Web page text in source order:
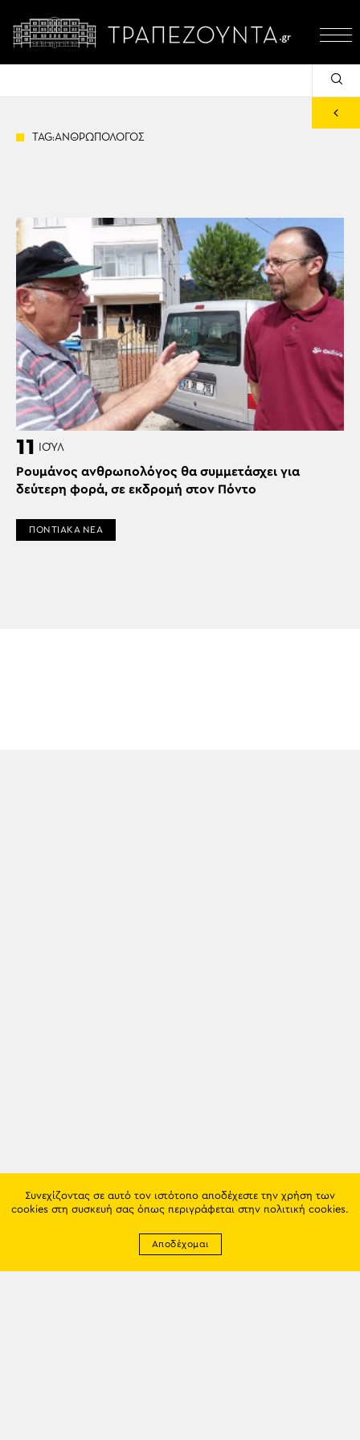
TAG:ΑΝΘΡΩΠΟΛΟΓΟΣ
11 ΙΟΎΛ
Ρουμάνος ανθρωπολόγος θα συμμετάσχει για
δεύτερη φορά, σε εκδρομή στον Πόντο
ΠΟΝΤΙΑΚΑ ΝΕΑ
Συνεχίζοντας σε αυτό τον ιστότοπο αποδέχεστε την χρήση των
cookies στη συσκευή σας όπως περιγράφεται στην πολιτική cookies.
Αποδέχομαι